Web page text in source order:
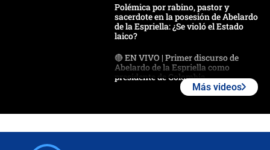
Polémica por rabino, pastor y
sacerdote en la posesión de Abelardo
de la Espriella: ¿Se violó el Estado
laico?
🔴 EN VIVO | Primer discurso de
Abelardo de la Espriella como
presidente de Colombia
Más videos